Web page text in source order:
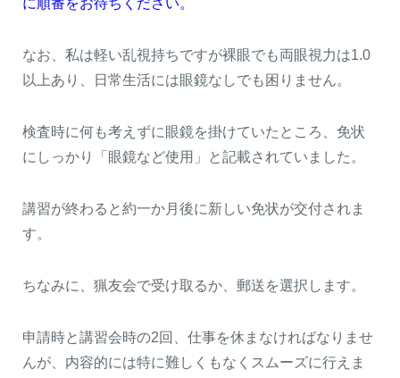
なお、私は軽い乱視持ちですが裸眼でも両眼視力は1.0
以上あり、日常生活には眼鏡なしでも困りません。
検査時に何も考えずに眼鏡を掛けていたところ、免状
にしっかり「眼鏡など使用」と記載されていました。
講習が終わると約一か月後に新しい免状が交付されま
す。
ちなみに、猟友会で受け取るか、郵送を選択します。
申請時と講習会時の2回、仕事を休まなければなりませ
んが、内容的には特に難しくもなくスムーズに行えま